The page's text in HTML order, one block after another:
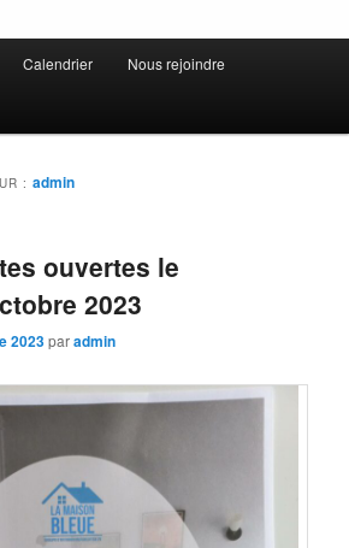
Calendrier Nous rejoindre
:admin
ouvertes le
2023
2023paradmin